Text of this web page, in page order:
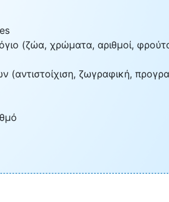
(ζώα, χρώματα, αριθμοί,
(αντιστοίχιση, ζωγραφική,